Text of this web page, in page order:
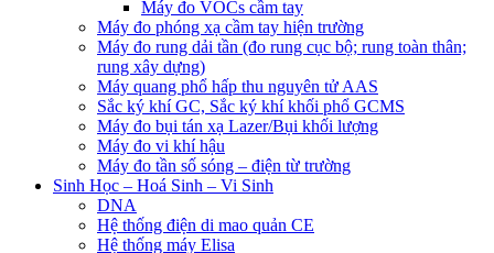
Máy đo VOCs cầm tay
Máy đo phóng xạ cầm tay hiện trường
Máy đo rung dải tần (đo rung cục bộ; rung toàn thân;
rung xây dựng)
Máy quang phổ hấp thu nguyên tử AAS
Sắc ký khí GC, Sắc ký khí khối phổ GCMS
Máy đo bụi tán xạ Lazer/Bụi khối lượng
Máy đo vi khí hậu
Máy đo tần số sóng – điện từ trường
Sinh Học – Hoá Sinh – Vi Sinh
DNA
Hệ thống điện di mao quản CE
Hệ thống máy Elisa